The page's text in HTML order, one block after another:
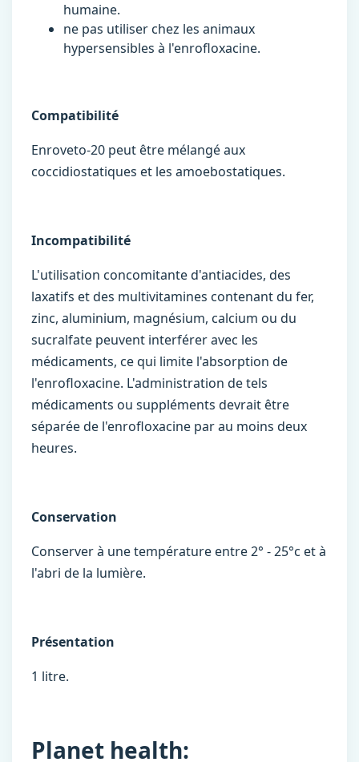
humaine.
ne pas utiliser chez les animaux
hypersensibles à l'enrofloxacine.
Compatibilité
Enroveto-20 peut être mélangé aux
coccidiostatiques et les amoebostatiques.
Incompatibilité
L'utilisation concomitante d'antiacides, des
laxatifs et des multivitamines contenant du fer,
zinc, aluminium, magnésium, calcium ou du
sucralfate peuvent interférer avec les
médicaments, ce qui limite l'absorption de
l'enrofloxacine. L'administration de tels
médicaments ou suppléments devrait être
séparée de l'enrofloxacine par au moins deux
heures.
Conservation
Conserver à une température entre 2° - 25°c et à
l'abri de la lumière.
Présentation
1 litre.
Planet health: